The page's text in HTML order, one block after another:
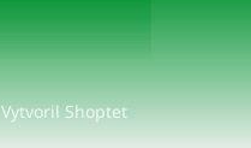
Vytvoril Shoptet